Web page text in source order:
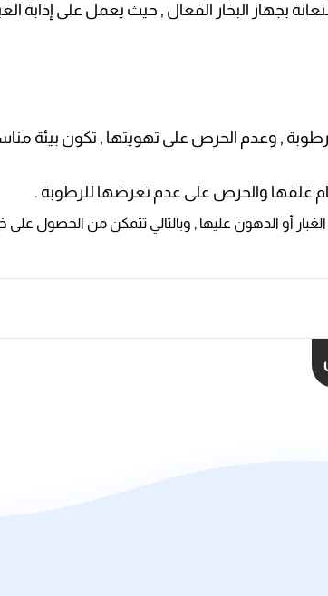
البخار الفعال , حيث يعمل على إذابة
, وعدم الحرص على تهويتها , تكون بيئة
غلقها والحرص على عدم تعرضها للرطوبة .
أو الدهون عليها , وبالتالي تتمكن من الحصول